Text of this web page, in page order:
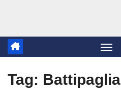
Tag: Battipaglia